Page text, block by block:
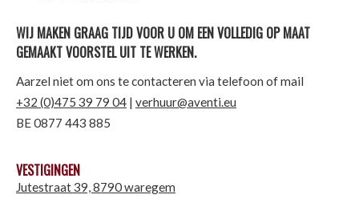
WIJ MAKEN GRAAG TIJD VOOR U OM EEN VOLLEDIG OP MAAT
GEMAAKT VOORSTEL UIT TE WERKEN.
Aarzel niet om ons te contacteren via telefoon of mail
+32 (0)475 39 79 04 | verhuur@aventi.eu
BE 0877 443 885
VESTIGINGEN
Jutestraat 39, 8790 waregem